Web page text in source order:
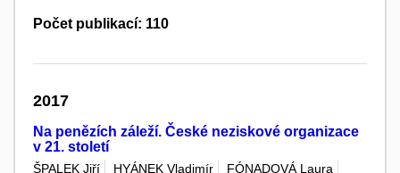
Počet publikací: 110
2017
Na penězích záleží. České neziskové organizace
v 21. století
ŠPALEK Jiří HYÁNEK Vladimír
FÓNADOVÁ Laura